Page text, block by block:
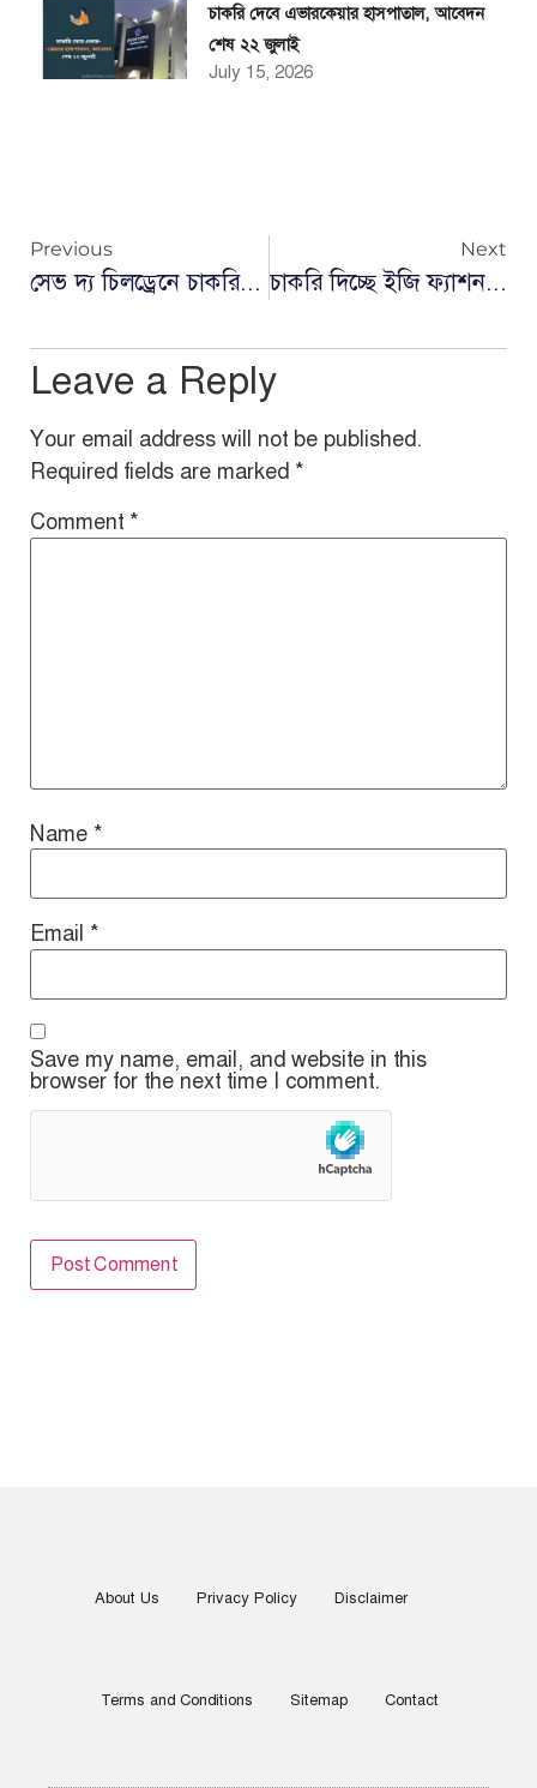
চাকরি দেবে এভারকেয়ার হাসপাতাল, আবেদন
শেষ ২২ জুলাই
July 15, 2026
Previous
সেভ দ্য চিলড্রেনে চাকরি, আবেদন শেষ ১০ আগস্ট
Next
চাকরি দিচ্ছে ইজি ফ্যাশন, বেতন অর্ধলাখ
Leave a Reply
Your email address will not be published.
Required fields are marked *
Comment *
Name *
Email *
Save my name, email, and website in this
browser for the next time I comment.
About Us Privacy Policy Disclaimer
Terms and Conditions Sitemap Contact